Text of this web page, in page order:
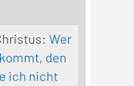
Wer
den
ich nicht